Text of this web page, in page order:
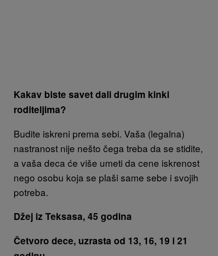
Kakav biste savet dali drugim kinki
roditeljima?
Budite iskreni prema sebi. Vaša (legalna)
nastranost nije nešto čega treba da se stidite,
a vaša deca će više umeti da cene iskrenost
nego osobu koja se plaši same sebe i svojih
potreba.
Džej iz Teksasa, 45 godina
Četvoro dece, uzrasta od 13, 16, 19 i 21